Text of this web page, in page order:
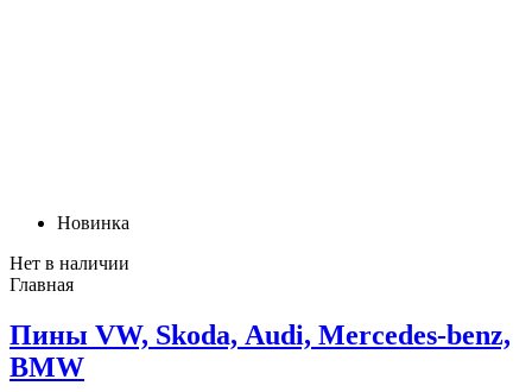
Новинка
Нет в наличии
Главная
Пины VW, Skоdа, Аudi, Mеrcеdes-bеnz,
BMW